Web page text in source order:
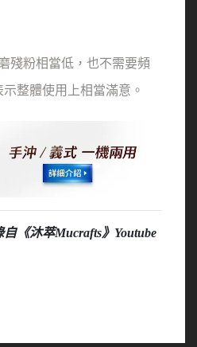
殘粉相當低，也不需要頻
整體使用上相當滿意。
《沐萃Mucrafts》Youtube